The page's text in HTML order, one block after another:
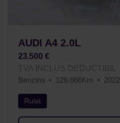
AUDI A4 2.0L
23.500 €
TVA INCLUS DEDUCTIBIL
Benzina
128.666Km 2022
Rulat